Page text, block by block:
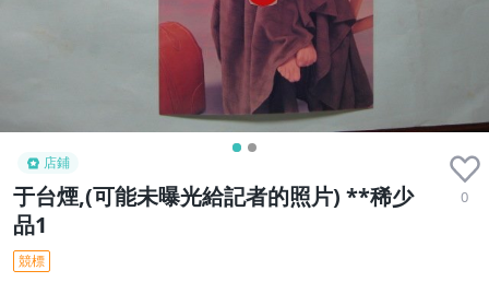
店鋪
于台煙,(可能未曝光給記者的照片) **稀少
品1
0
競標